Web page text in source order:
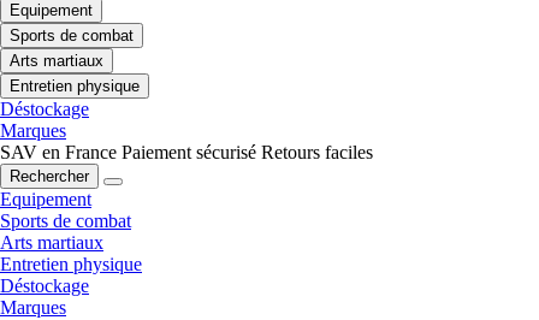
Equipement
Sports de combat
Arts martiaux
Entretien physique
Déstockage
Marques
SAV en France Paiement sécurisé Retours faciles
Rechercher
Equipement
Sports de combat
Arts martiaux
Entretien physique
Déstockage
Marques